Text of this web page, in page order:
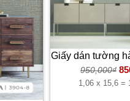
Giấy dán tường
950,000₫
1,06 x 15,6 =